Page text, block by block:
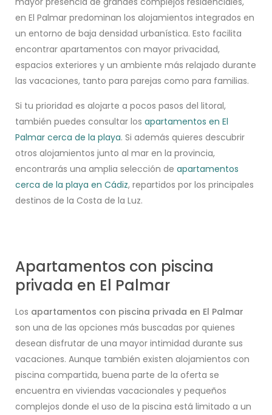
en El Palmar predominan los alojamientos integrados en
un entorno de baja densidad urbanística. Esto facilita
encontrar apartamentos con mayor privacidad,
espacios exteriores y un ambiente más relajado durante
las vacaciones, tanto para parejas como para familias.
Si tu prioridad es alojarte a pocos pasos del litoral,
también puedes consultar losapartamentos en El
Palmar cerca de la playa. Si además quieres descubrir
otros alojamientos junto al mar en la provincia,
encontrarás una amplia selección deapartamentos
cerca de la playa en Cádiz, repartidos por los principales
destinos de la Costa de la Luz.
Apartamentos con piscina
privada en El Palmar
Los apartamentos con piscina privada en El Palmar
son una de las opciones más buscadas por quienes
desean disfrutar de una mayor intimidad durante sus
vacaciones. Aunque también existen alojamientos con
piscina compartida, buena parte de la oferta se
encuentra en viviendas vacacionales y pequeños
complejos donde el uso de la piscina está limitado a un